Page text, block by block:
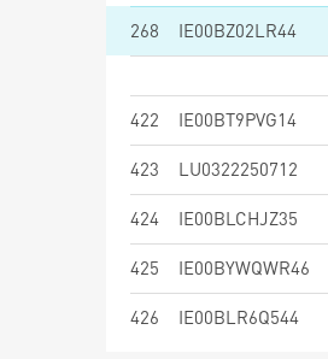
268 IE00BZ02LR44
422 IE00BT9PVG14
423 LU0322250712
424 IE00BLCHJZ35
425 IE00BYWQWR46
426 IE00BLR6Q544